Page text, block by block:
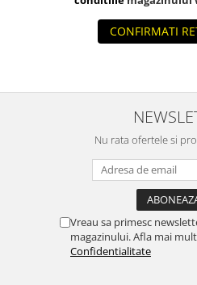
Produse curatare IT
Siguranta Rutiera
Stergatoare Auto
Electrica si Electronice Auto
Auxiliare Halogen
CONFIRMATI
Nu rata ofertele si
Vreau sa primesc
magazinului. Afla mai
Confidentialitate